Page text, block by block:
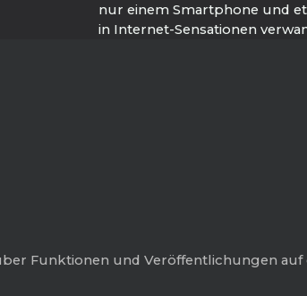
nur einem Smartphone und
in Internet-Sensationen
Funktionen und Veröffentlichungen auf